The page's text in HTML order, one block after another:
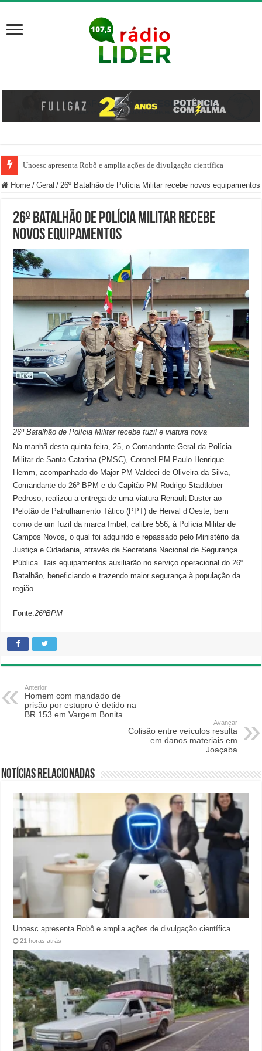
Unoesc apresenta Robô e amplia ações de divulgação científica
Família venezuelana percorre mais de 100 km, paga aluguel adiantado e
Home / Geral / 26º Batalhão de Polícia Militar recebe novos equipamentos
26º Batalhão de Polícia Militar recebe
novos equipamentos
26º Batalhão de Polícia Militar recebe fuzil e viatura nova
Na manhã desta quinta-feira, 25, o Comandante-Geral da Polícia
Militar de Santa Catarina (PMSC), Coronel PM Paulo Henrique
Hemm, acompanhado do Major PM Valdeci de Oliveira da Silva,
Comandante do 26º BPM e do Capitão PM Rodrigo Stadtlober
Pedroso, realizou a entrega de uma viatura Renault Duster ao
Pelotão de Patrulhamento Tático (PPT) de Herval d’Oeste, bem
como de um fuzil da marca Imbel, calibre 556, à Polícia Militar de
Campos Novos, o qual foi adquirido e repassado pelo Ministério da
Justiça e Cidadania, através da Secretaria Nacional de Segurança
Pública. Tais equipamentos auxiliarão no serviço operacional do 26º
Batalhão, beneficiando e trazendo maior segurança à população da
região.
Fonte:26ºBPM
Anterior
Homem com mandado de
prisão por estupro é detido na
BR 153 em Vargem Bonita
Avançar
Colisão entre veículos resulta
em danos materiais em
Joaçaba
Notícias relacionadas
Unoesc apresenta Robô e amplia ações de divulgação científica
21 horas atrás